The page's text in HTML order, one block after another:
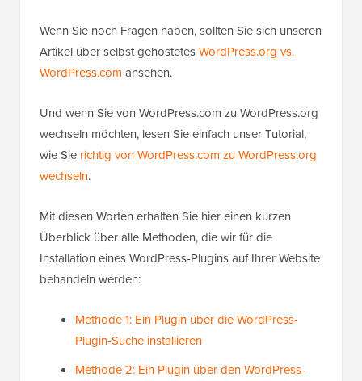
Wenn Sie noch Fragen haben, sollten Sie sich unseren
Artikel über selbst gehostetesWordPress.org vs.
WordPress.com ansehen.
Und wenn Sie von WordPress.com zu WordPress.org
wechseln möchten, lesen Sie einfach unser Tutorial,
wie Sie richtig von WordPress.com zu WordPress.org
wechseln.
Mit diesen Worten erhalten Sie hier einen kurzen
Überblick über alle Methoden, die wir für die
Installation eines WordPress-Plugins auf Ihrer Website
behandeln werden:
Methode 1: Ein Plugin über die WordPress-
Plugin-Suche installieren
Methode 2: Ein Plugin über den WordPress-